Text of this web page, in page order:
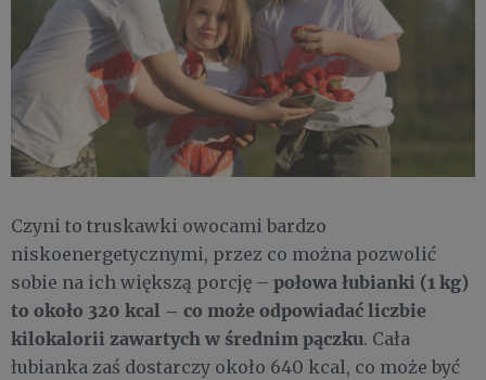
Czyni to truskawki owocami bardzo
niskoenergetycznymi, przez co można pozwolić
sobie na ich większą porcję – połowa łubianki (1 kg)
to około 320 kcal – co może odpowiadać liczbie
kilokalorii zawartych w średnim pączku. Cała
łubianka zaś dostarczy około 640 kcal, co może być